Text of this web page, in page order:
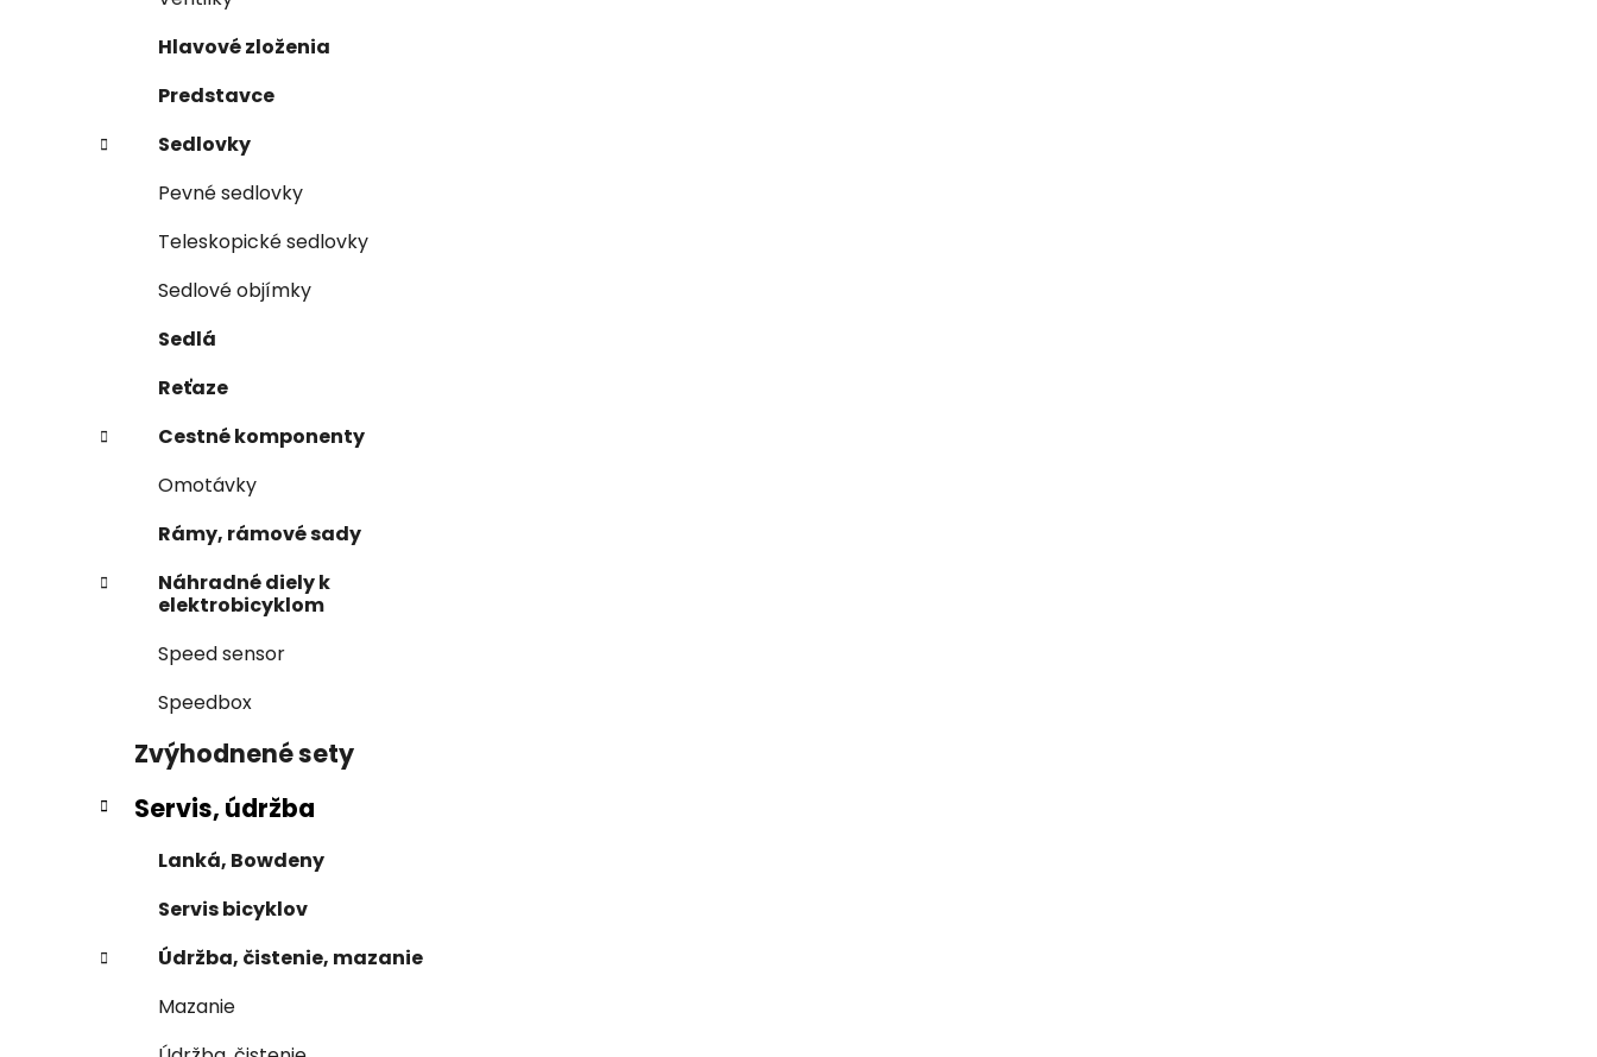
Hlavové zloženia
Predstavce
Sedlovky
Pevné sedlovky
Teleskopické sedlovky
Sedlové objímky
Sedlá
Reťaze
Cestné komponenty
Omotávky
Rámy, rámové sady
Náhradné diely k
elektrobicyklom
Speed sensor
Speedbox
Zvýhodnené sety
Servis, údržba
Lanká, Bowdeny
Servis bicyklov
Údržba, čistenie, mazanie
Mazanie